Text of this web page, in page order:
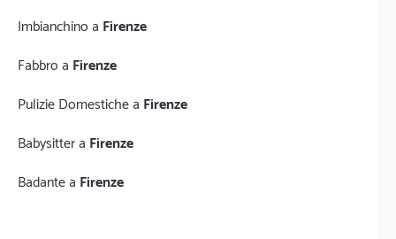
Imbianchino a Firenze
Fabbro a Firenze
Pulizie Domestiche a Firenze
Babysitter a Firenze
Badante a Firenze